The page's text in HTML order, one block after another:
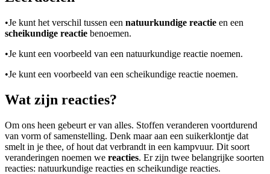
•Je kunt het verschil tussen een natuurkundige reactie en een
scheikundige reactie benoemen.
•Je kunt een voorbeeld van een natuurkundige reactie noemen.
•Je kunt een voorbeeld van een scheikundige reactie noemen.
Wat zijn reacties?
Om ons heen gebeurt er van alles. Stoffen veranderen voortdurend
van vorm of samenstelling. Denk maar aan een suikerklontje dat
smelt in je thee, of hout dat verbrandt in een kampvuur. Dit soort
veranderingen noemen we reacties. Er zijn twee belangrijke soorten
reacties: natuurkundige reacties en scheikundige reacties.